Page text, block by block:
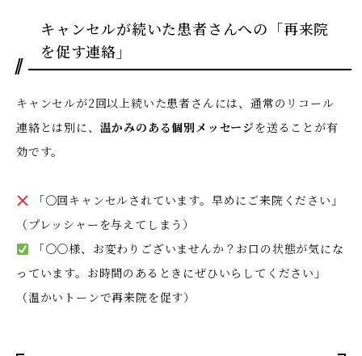
キャンセルが続いた患者さんへの「再来院
を促す連絡」
キャンセルが2回以上続いた患者さんには、通常のリコール
連絡とは別に、 温かみのある個別メッセージ を送ることが有
効です。
「〇回キャンセルされています。早めにご来院ください」
（プレッシャーを与えてしまう）
「〇〇様、お変わりございませんか？お口の状態が気にな
っています。お時間のあるときにぜひいらしてください」
（温かいトーンで再来院を促す）